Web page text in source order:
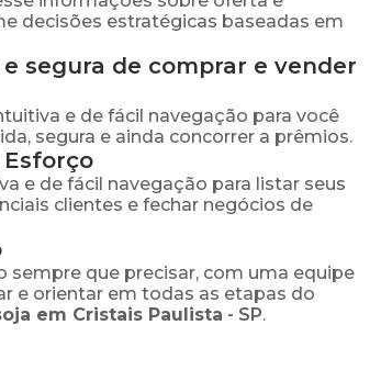
decisões estratégicas baseadas em
segura de comprar e vender
e de fácil navegação para você
segura e ainda concorrer a prêmios.
e de fácil navegação para listar seus
clientes e fechar negócios de
sempre que precisar, com uma equipe
e orientar em todas as etapas do
em Cristais Paulista - SP.